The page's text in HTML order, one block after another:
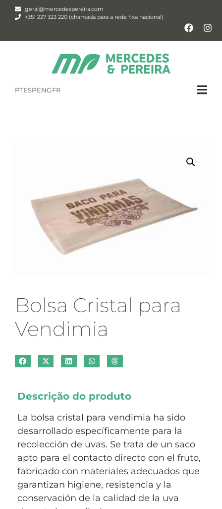
geral@mercedespereira.com
+351 227 323 220 (chamada para a rede fixa nacional)
PTESPENGFR
Bolsa Cristal para
Vendimia
Descrição do produto
La bolsa cristal para vendimia ha sido
desarrollado específicamente para la
recolección de uvas. Se trata de un saco
apto para el contacto directo con el fruto,
fabricado con materiales adecuados que
garantizan higiene, resistencia y la
conservación de la calidad de la uva